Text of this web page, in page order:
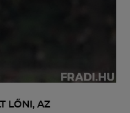
LŐNI, AZ